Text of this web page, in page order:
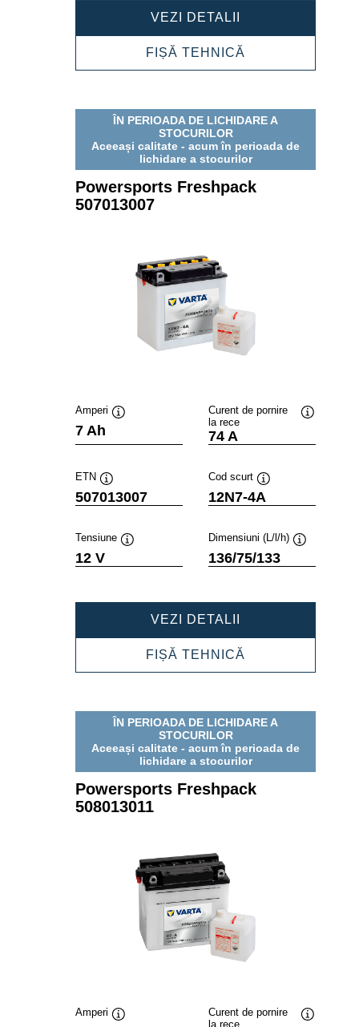
VEZI DETALII
507012007
FIȘĂ TEHNICĂ
ÎN PERIOADA DE LICHIDARE A
STOCURILOR
Aceeași calitate - acum în perioada de
lichidare a stocurilor
Powersports Freshpack
507013007
Amperi
7 Ah
Curent de pornire
la rece
74 A
ETN
Tooltip
507013007
Cod scurt
Tooltip
12N7-4A
Tensiune
12 V
Dimensiuni (L/l/h)
136/75/133
VEZI DETALII
507013007
FIȘĂ TEHNICĂ
ÎN PERIOADA DE LICHIDARE A
STOCURILOR
Aceeași calitate - acum în perioada de
lichidare a stocurilor
Powersports Freshpack
508013011
Amperi
Curent de pornire
la rece